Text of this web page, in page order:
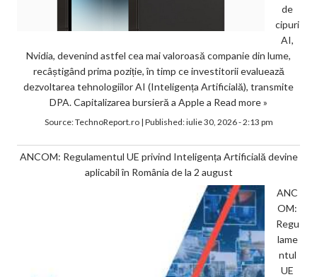
de
cipuri
AI,
Nvidia, devenind astfel cea mai valoroasă companie din lume,
recâștigând prima poziție, în timp ce investitorii evaluează
dezvoltarea tehnologiilor AI (Inteligența Artificială), transmite
DPA. Capitalizarea bursieră a Apple a Read more »
Source:TechnoReport.ro| Published:iulie 30, 2026 - 2:13 pm
ANCOM: Regulamentul UE privind Inteligența Artificială devine
aplicabil în România de la 2 august
ANC
OM:
Regu
lame
ntul
UE